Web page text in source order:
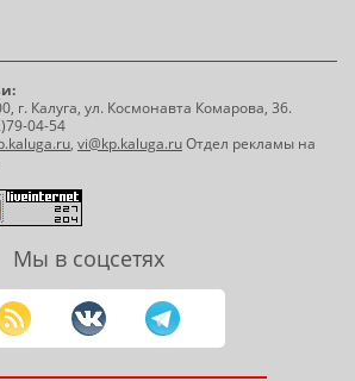
г. Калуга, ул. Космонавта Комарова, 36.
04-54
, vi@kp.kaluga.ruОтдел рекламы на
Мы в соцсетях